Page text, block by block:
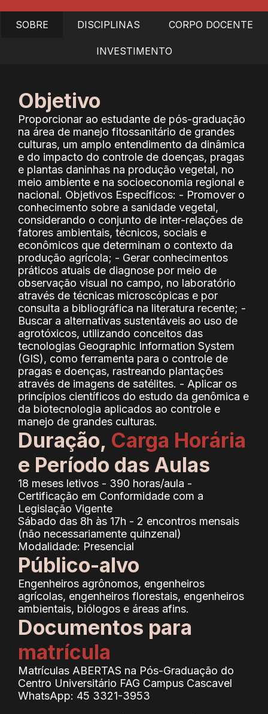
SOBRE DISCIPLINAS CORPO DOCENTE
INVESTIMENTO
Objetivo
Proporcionar ao estudante de pós-graduação
na área de manejo fitossanitário de grandes
culturas, um amplo entendimento da dinâmica
e do impacto do controle de doenças, pragas
e plantas daninhas na produção vegetal, no
meio ambiente e na socioeconomia regional e
nacional. Objetivos Específicos: - Promover o
conhecimento sobre a sanidade vegetal,
considerando o conjunto de inter-relações de
fatores ambientais, técnicos, sociais e
econômicos que determinam o contexto da
produção agrícola; - Gerar conhecimentos
práticos atuais de diagnose por meio de
observação visual no campo, no laboratório
através de técnicas microscópicas e por
consulta a bibliográfica na literatura recente; -
Buscar a alternativas sustentáveis ao uso de
agrotóxicos, utilizando conceitos das
tecnologias Geographic Information System
(GIS), como ferramenta para o controle de
pragas e doenças, rastreando plantações
através de imagens de satélites. - Aplicar os
princípios científicos do estudo da genômica e
da biotecnologia aplicados ao controle e
manejo de grandes culturas.
Duração, Carga Horária
e Período das Aulas
18 meses letivos - 390 horas/aula -
Certificação em Conformidade com a
Legislação Vigente
Sábado das 8h às 17h - 2 encontros mensais
(não necessariamente quinzenal)
Modalidade: Presencial
Público-alvo
Engenheiros agrônomos, engenheiros
agrícolas, engenheiros florestais, engenheiros
ambientais, biólogos e áreas afins.
Documentos para
matrícula
Matrículas ABERTAS na Pós-Graduação do
Centro Universitário FAG Campus Cascavel
WhatsApp: 45 3321-3953